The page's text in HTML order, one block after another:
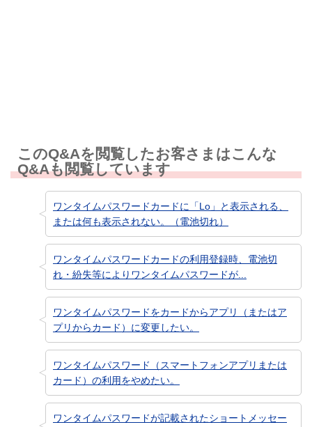
このQ&Aを閲覧したお客さまはこんな
Q&Aも閲覧しています
ワンタイムパスワードカードに「Lo」と表示される、
または何も表示されない。（電池切れ）
ワンタイムパスワードカードの利用登録時、電池切
れ・紛失等によりワンタイムパスワードが...
ワンタイムパスワードをカードからアプリ（またはア
プリからカード）に変更したい。
ワンタイムパスワード（スマートフォンアプリまたは
カード）の利用をやめたい。
ワンタイムパスワードが記載されたショートメッセー